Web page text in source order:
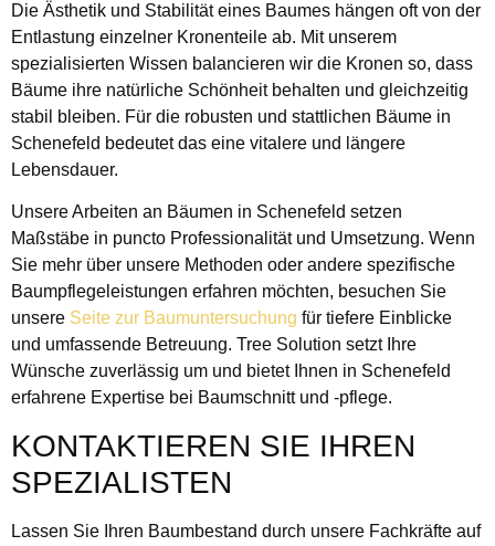
Die Ästhetik und Stabilität eines Baumes hängen oft von der
Entlastung einzelner Kronenteile ab. Mit unserem
spezialisierten Wissen balancieren wir die Kronen so, dass
Bäume ihre natürliche Schönheit behalten und gleichzeitig
stabil bleiben. Für die robusten und stattlichen Bäume in
Schenefeld bedeutet das eine vitalere und längere
Lebensdauer.
Unsere Arbeiten an Bäumen in Schenefeld setzen
Maßstäbe in puncto Professionalität und Umsetzung. Wenn
Sie mehr über unsere Methoden oder andere spezifische
Baumpflegeleistungen erfahren möchten, besuchen Sie
unsere Seite zur Baumuntersuchung für tiefere Einblicke
und umfassende Betreuung. Tree Solution setzt Ihre
Wünsche zuverlässig um und bietet Ihnen in Schenefeld
erfahrene Expertise bei Baumschnitt und -pflege.
KONTAKTIEREN SIE IHREN
SPEZIALISTEN
Lassen Sie Ihren Baumbestand durch unsere Fachkräfte auf